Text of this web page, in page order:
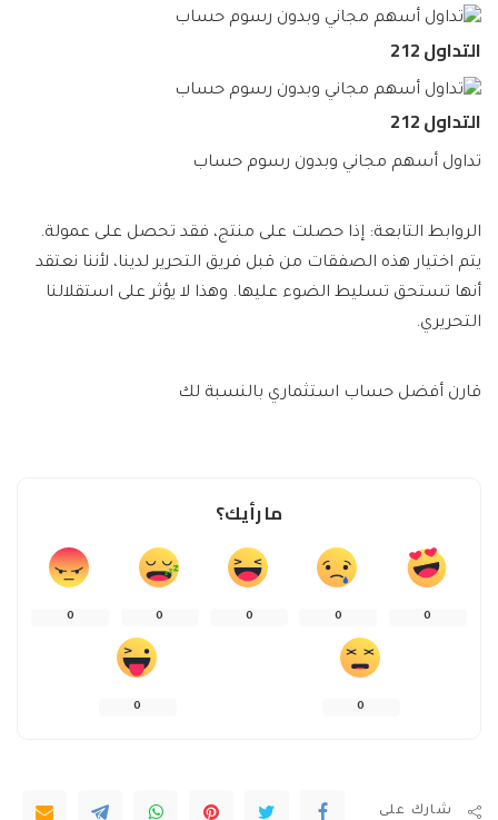
التداول 212
التداول 212
تداول أسهم مجاني وبدون رسوم حساب
الروابط التابعة: إذا حصلت على منتج، فقد تحصل على عمولة.
يتم اختيار هذه الصفقات من قبل فريق التحرير لدينا، لأننا نعتقد
أنها تستحق تسليط الضوء عليها. وهذا لا يؤثر على استقلالنا
التحريري.
قارن أفضل حساب استثماري بالنسبة لك
ما رأيك؟
0
0
0
0
0
0
0
شارك على